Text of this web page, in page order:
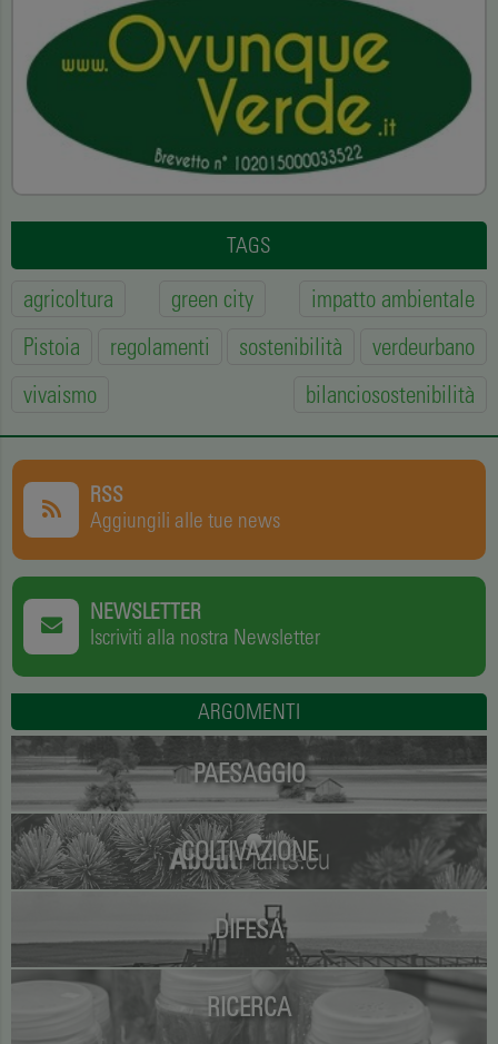
TAGS
agricoltura green city
impatto ambientale
Pistoia
regolamenti sostenibilità
verdeurbano
vivaismo
bilanciosostenibilità
RSS
Aggiungili alle tue news
NEWSLETTER
Iscriviti alla nostra Newsletter
ARGOMENTI
PAESAGGIO
COLTIVAZIONE
DIFESA
RICERCA